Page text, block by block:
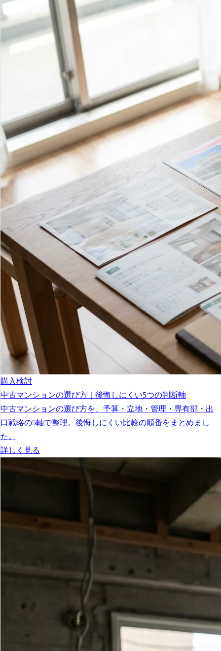
購入検討
中古マンションの選び方｜後悔しにくい5つの判断軸
中古マンションの選び方を、予算・立地・管理・専有部・出
口戦略の5軸で整理。後悔しにくい比較の順番をまとめまし
た。
詳しく見る